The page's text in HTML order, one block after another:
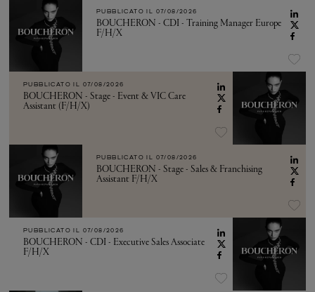
PUBBLICATO IL 07/08/2026
BOUCHERON - CDI - Training Manager Europe
F/H/X
PUBBLICATO IL 07/08/2026
BOUCHERON - Stage - Event & VIC Care
Assistant (F/H/X)
PUBBLICATO IL 07/08/2026
BOUCHERON - Stage - Sales & Franchising
Assistant F/H/X
PUBBLICATO IL 07/08/2026
BOUCHERON - CDI - Executive Sales Associate
F/H/X